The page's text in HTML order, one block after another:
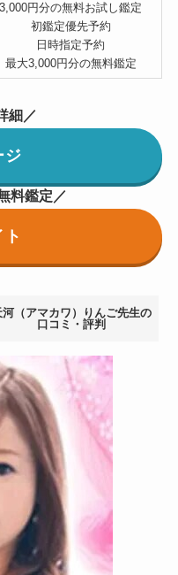
3,000円分の無料お試し鑑定
初鑑定優先予約
日時指定予約
最大3,000円分の無料鑑定
細／
ジ
料鑑定／
河（アマカワ）りんご先生の
口コミ・評判